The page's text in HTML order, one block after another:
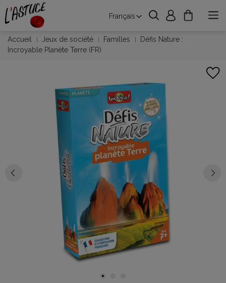
Français
Accueil Jeux de société Familles
Défis Nature :
Incroyable Planète Terre (FR)